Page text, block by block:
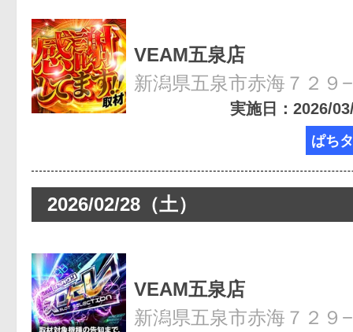
VEAM五泉店
新潟県五泉市赤海７２９
実施日：2026/
ぱち
2026/02/28（土）
VEAM五泉店
新潟県五泉市赤海７２９